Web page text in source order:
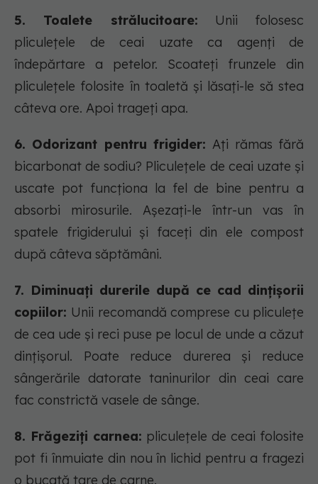
5. Toalete strălucitoare: Unii folosesc
pliculețele de ceai uzate ca agenți de
îndepărtare a petelor. Scoateți frunzele din
pliculețele folosite în toaletă și lăsați-le să stea
câteva ore. Apoi trageți apa.
6. Odorizant pentru frigider:Ați rămas fără
bicarbonat de sodiu? Pliculețele de ceai uzate și
uscate pot funcționa la fel de bine pentru a
absorbi mirosurile. Așezați-le într-un vas în
spatele frigiderului și faceți din ele compost
după câteva săptămâni.
7. Diminuați durerile după ce cad dințișorii
copiilor: Unii recomandă comprese cu pliculețe
de cea ude și reci puse pe locul de unde a căzut
dințișorul. Poate reduce durerea și reduce
sângerările datorate taninurilor din ceai care
fac constrictă vasele de sânge.
8. Frăgeziți carnea: pliculețele de ceai folosite
pot fi înmuiate din nou în lichid pentru a fragezi
o bucată tare de carne.